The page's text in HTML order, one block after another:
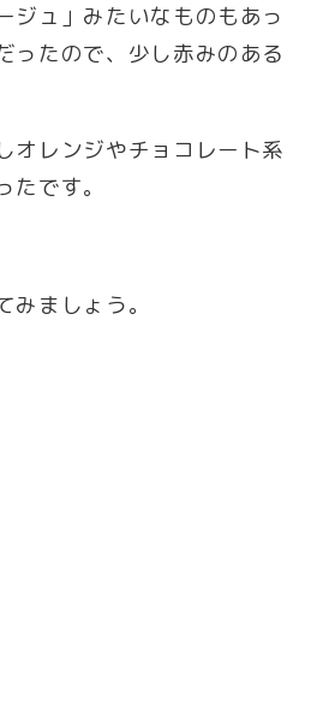
ジュ」みたいなものもあっ
ったので、少し赤みのある
オレンジやチョコレート系
です。
ましょう。